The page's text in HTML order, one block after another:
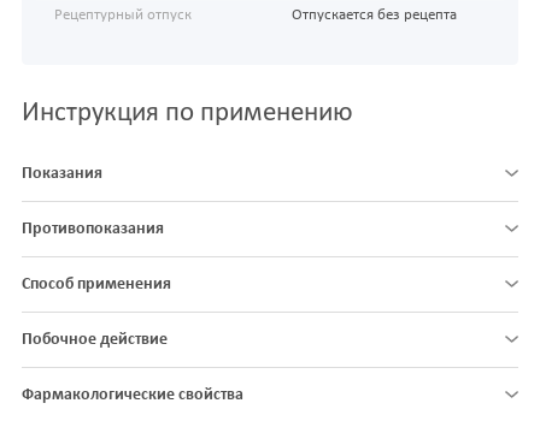
Рецептурный отпуск Отпускается без рецепта
Инструкция по применению
Показания
Противопоказания
Способ применения
Побочное действие
Фармакологические свойства